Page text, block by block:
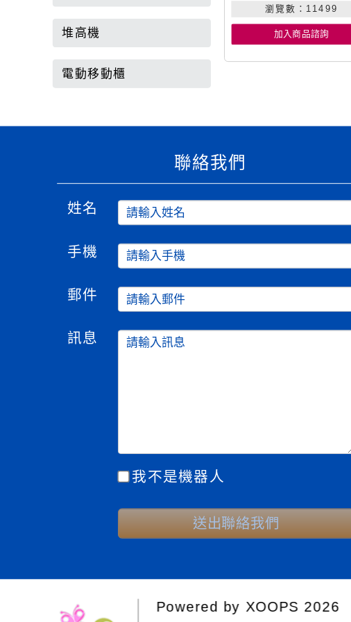
堆高機
電動移動櫃
瀏覽數：11499
加入商品諮詢
聯絡我們
姓名
手機
郵件
訊息
我不是機器人
送出聯絡我們
Powered by XOOPS 2026